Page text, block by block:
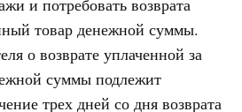
и потребовать возврата
товар денежной суммы.
о возврате уплаченной за
суммы подлежит
трех дней со дня возврата